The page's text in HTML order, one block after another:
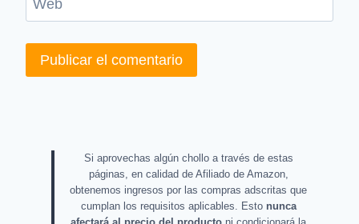
Web
Si aprovechas algún chollo a través de estas
páginas, en calidad de Afiliado de Amazon,
obtenemos ingresos por las compras adscritas que
cumplan los requisitos aplicables. Esto nunca